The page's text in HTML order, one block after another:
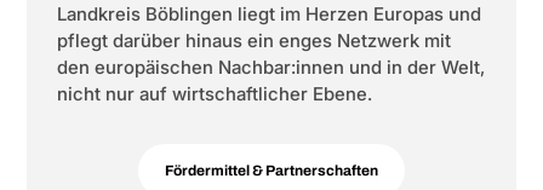
Landkreis Böblingen liegt im Herzen Europas und
pflegt darüber hinaus ein enges Netzwerk mit
den europäischen Nachbar:innen und in der Welt,
nicht nur auf wirtschaftlicher Ebene.
Fördermittel & Partnerschaften